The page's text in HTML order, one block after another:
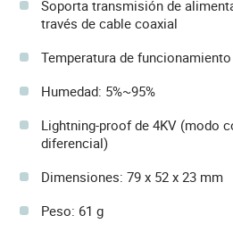
Soporta transmisión de
través de cable coaxial
Temperatura de funcionamiento
Humedad: 5%~95%
Lightning-proof de 4KV (modo
diferencial)
Dimensiones: 79 x 52 x 23 mm
Peso: 61 g